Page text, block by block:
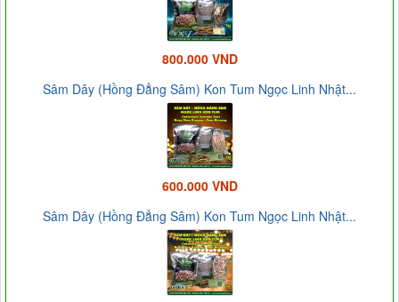
800.000 VND
Sâm Dây (Hồng Đẳng Sâm) Kon Tum Ngọc Linh Nhật...
600.000 VND
Sâm Dây (Hồng Đẳng Sâm) Kon Tum Ngọc Linh Nhật...